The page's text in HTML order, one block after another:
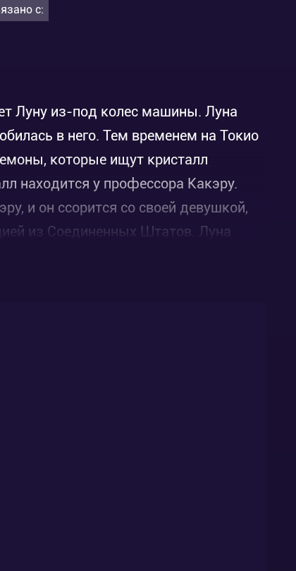
с:
Луну из-под колес машины. Луна
в него. Тем временем на Токио
которые ищут кристалл
находится у профессора Какэру.
и он ссорится со своей девушкой,
из Соединенных Штатов. Луна